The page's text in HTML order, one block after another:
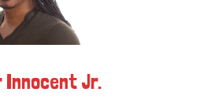
Innocent Jr.